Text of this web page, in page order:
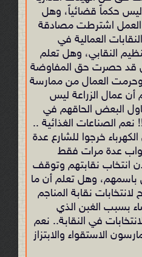
وليس حكماً قضائياً، وهل
العمل اشترطت مصادقة
العمالية في
النقابي، وهل تعلم
قد حصرت حق المفاوضة
وحرمت العمال من ممارسة
عمال الزراعة ليس
البعض الحاقهم في
نعم الصناعات الغذائية ..
خرجوا للشارع عدة
عدة مرات فقط
انتخاب نقابتهم وتوقف
باسمهم، وهل تعلم أن ما
نقابة المناجم
بسبب الغبن الذي
في النقابة.. نعم
الاستقواء والابتزاز